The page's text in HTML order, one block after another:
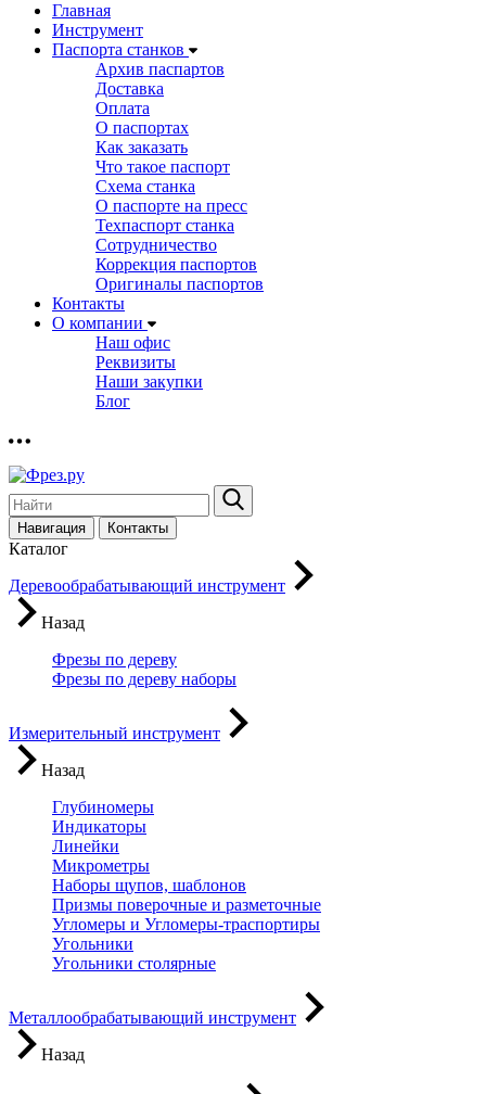
Главная
Инструмент
Паспорта станков
Архив паспартов
Доставка
Оплата
О паспортах
Как заказать
Что такое паспорт
Схема станка
О паспорте на пресс
Техпаспорт станка
Сотрудничество
Коррекция паспортов
Оригиналы паспортов
Контакты
О компании
Наш офис
Реквизиты
Наши закупки
Блог
Навигация Контакты
Каталог
Деревообрабатывающий инструмент
Назад
Фрезы по дереву
Фрезы по дереву наборы
Измерительный инструмент
Назад
Глубиномеры
Индикаторы
Линейки
Микрометры
Наборы щупов, шаблонов
Призмы поверочные и разметочные
Угломеры и Угломеры-траспортиры
Угольники
Угольники столярные
Металлообрабатывающий инструмент
Назад